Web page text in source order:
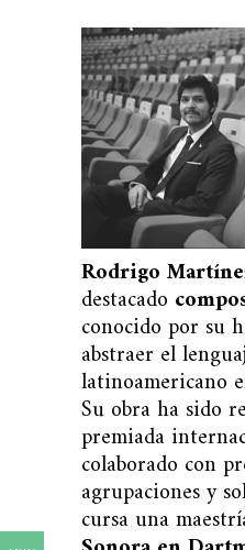
Rodrigo
destacado
conocido por su
abstraer el
latinoamericano
Su obra ha sido
premiada
colaborado con
agrupaciones y
cursa una